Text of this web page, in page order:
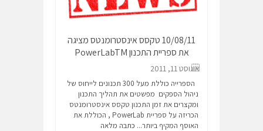
10/08/11 טקסס אינסטרומנטס מציגה
את ספריית התכנון PowerLabTM
אוגוסט 11, 2011
הספרייה כוללת מעל 300 תכנונים לייחוס של
ניהול הספקים מפשטים את תהליך התכנון
ומקצרים את זמן התכנון טקסס אינסטרומנטס
הכריזה על ספריית PowerLab , הכוללת את
האוסף המקיף ביותר... כתבה מלאה